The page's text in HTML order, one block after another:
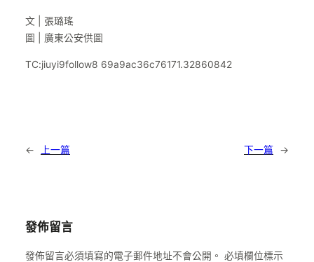
文 | 張璐瑤
圖 | 廣東公安供圖
TC:jiuyi9follow8 69a9ac36c76171.32860842
← 上一篇 下一篇 →
發佈留言
發佈留言必須填寫的電子郵件地址不會公開。 必填欄位標示